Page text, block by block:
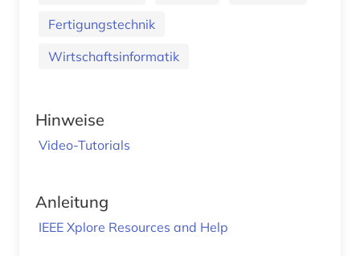
Fertigungstechnik
Wirtschaftsinformatik
Hinweise
Video-Tutorials
Anleitung
IEEE Xplore Resources and Help